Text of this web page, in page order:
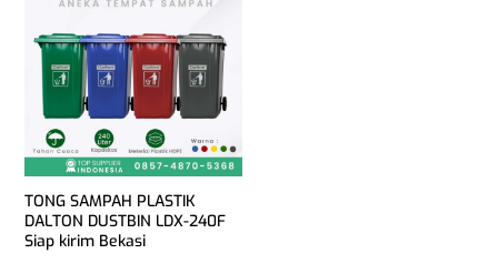
TONG SAMPAH PLASTIK
DALTON DUSTBIN LDX-240F
Siap kirim Bekasi